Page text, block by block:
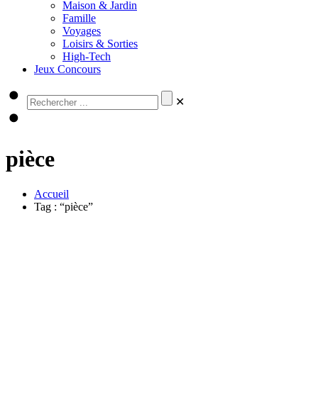
Maison & Jardin
Famille
Voyages
Loisirs & Sorties
High-Tech
Jeux Concours
✕
pièce
Accueil
Tag : “pièce”